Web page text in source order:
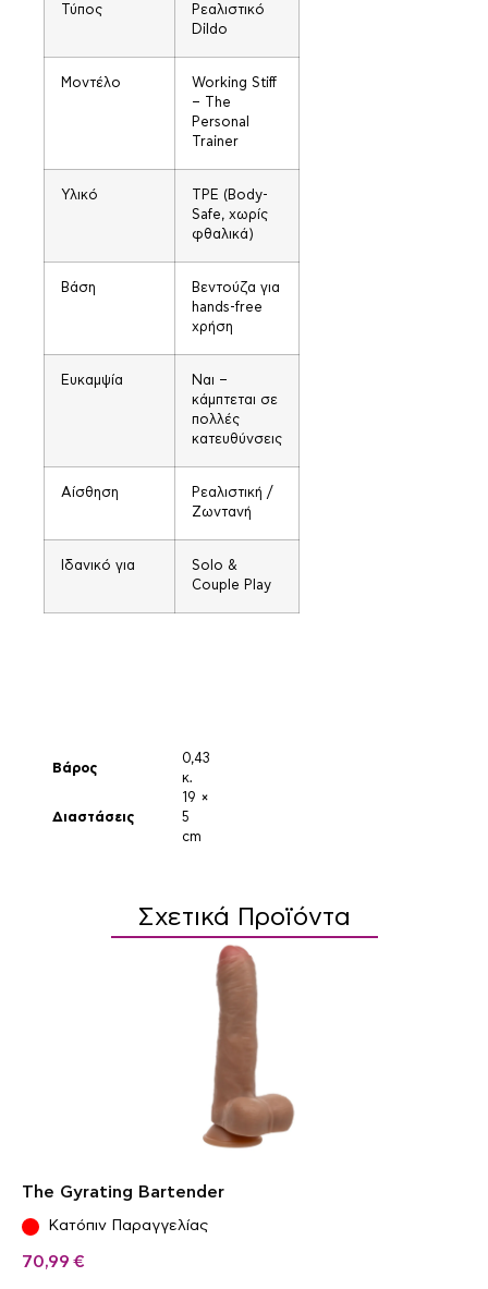
Τύπος
Ρεαλιστικό
Dildo
Μοντέλο
Working Stiff
– The
Personal
Trainer
Υλικό
TPE (Body-
Safe, χωρίς
φθαλικά)
Βάση
Βεντούζα για
hands-free
χρήση
Ευκαμψία
Ναι –
κάμπτεται σε
πολλές
κατευθύνσεις
Αίσθηση
Ρεαλιστική /
Ζωντανή
Ιδανικό για
Solo &
Couple Play
Βάρος
0,43
κ.
Διαστάσεις
19 ×
5
cm
Σχετικά Προϊόντα
The Gyrating Bartender
Κατόπιν Παραγγελίας
70,99 €